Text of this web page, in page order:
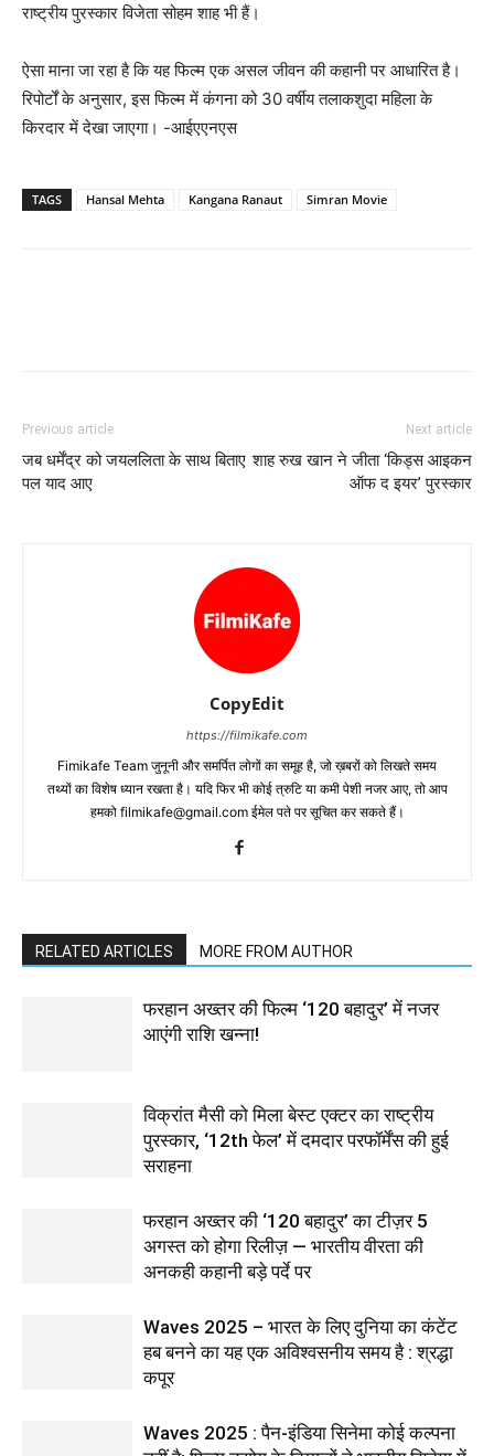
राष्ट्रीय पुरस्कार विजेता सोहम शाह भी हैं।
ऐसा माना जा रहा है कि यह फिल्म एक असल जीवन की कहानी पर आधारित है।
रिपोर्टों के अनुसार, इस फिल्म में कंगना को 30 वर्षीय तलाकशुदा महिला के
किरदार में देखा जाएगा। -आईएएनएस
TAGS Hansal Mehta Kangana Ranaut Simran Movie
Previous article
जब धर्मेंद्र को जयललिता के साथ बिताए
पल याद आए
Next article
शाह रुख खान ने जीता ‘किड्स आइकन
ऑफ द इयर’ पुरस्कार
CopyEdit
https://filmikafe.com
Fimikafe Team जुनूनी और समर्पित लोगों का समूह है, जो ख़बरों को लिखते समय
तथ्‍यों का विशेष ध्‍यान रखता है। यदि फिर भी कोई त्रुटि या कमी पेशी नजर आए, तो आप
हमको filmikafe@gmail.com ईमेल पते पर सूचित कर सकते हैं।
RELATED ARTICLES MORE FROM AUTHOR
फरहान अख्तर की फिल्म ‘120 बहादुर’ में नजर
आएंगी राशि खन्ना!
विक्रांत मैसी को मिला बेस्ट एक्टर का राष्ट्रीय
पुरस्कार, ‘12th फेल’ में दमदार परफॉर्मेंस की हुई
सराहना
फरहान अख्तर की ‘120 बहादुर’ का टीज़र 5
अगस्त को होगा रिलीज़ — भारतीय वीरता की
अनकही कहानी बड़े पर्दे पर
Waves 2025 – भारत के लिए दुनिया का कंटेंट
हब बनने का यह एक अविश्वसनीय समय है : श्रद्धा
कपूर
Waves 2025 : पैन-इंडिया सिनेमा कोई कल्पना